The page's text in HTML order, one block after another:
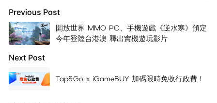
Previous Post
開放世界 MMO PC、手機遊戲《逆水寒》預定
今年登陸台港澳 釋出實機遊玩影片
Next Post
Tap&Go x iGameBUY 加碼限時免收行政費！